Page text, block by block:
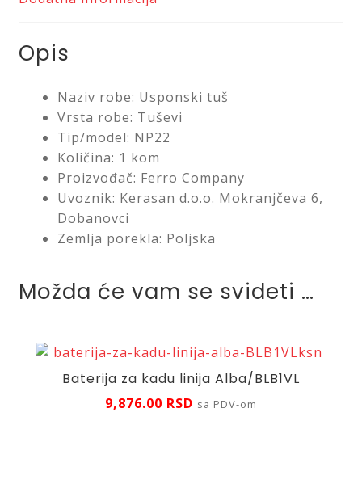
Opis
Naziv robe: Usponski tuš
Vrsta robe: Tuševi
Tip/model: NP22
Količina: 1 kom
Proizvođač: Ferro Company
Uvoznik: Kerasan d.o.o. Mokranjčeva 6,
Dobanovci
Zemlja porekla: Poljska
Možda će vam se svideti …
Baterija za kadu linija Alba/BLB1VL
9,876.00 RSD sa PDV-om